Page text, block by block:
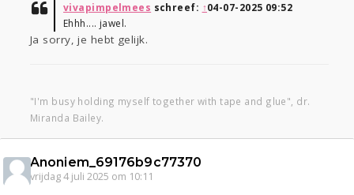
vivapimpelmees schreef: ↑04-07-2025 09:52
Ehhh.... jawel.
Ja sorry, je hebt gelijk.
"I'm busy holding myself together with tape and glue", dr.
Miranda Bailey.
Anoniem_69176b9c77370
vrijdag 4 juli 2025 om 10:11